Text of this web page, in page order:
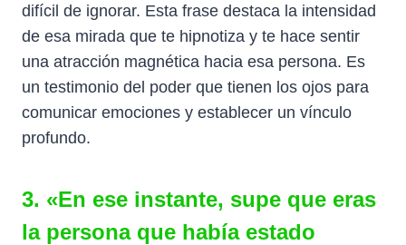
difícil de ignorar. Esta frase destaca la intensidad
de esa mirada que te hipnotiza y te hace sentir
una atracción magnética hacia esa persona. Es
un testimonio del poder que tienen los ojos para
comunicar emociones y establecer un vínculo
profundo.
3. «En ese instante, supe que eras
la persona que había estado